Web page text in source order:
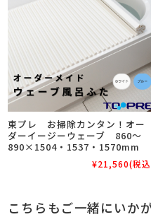
東プレ お掃除カンタン！オー
ダーイージーウェーブ 860～
890×1504・1537・1570mm
¥21,560(税
こちらもご一緒にいか